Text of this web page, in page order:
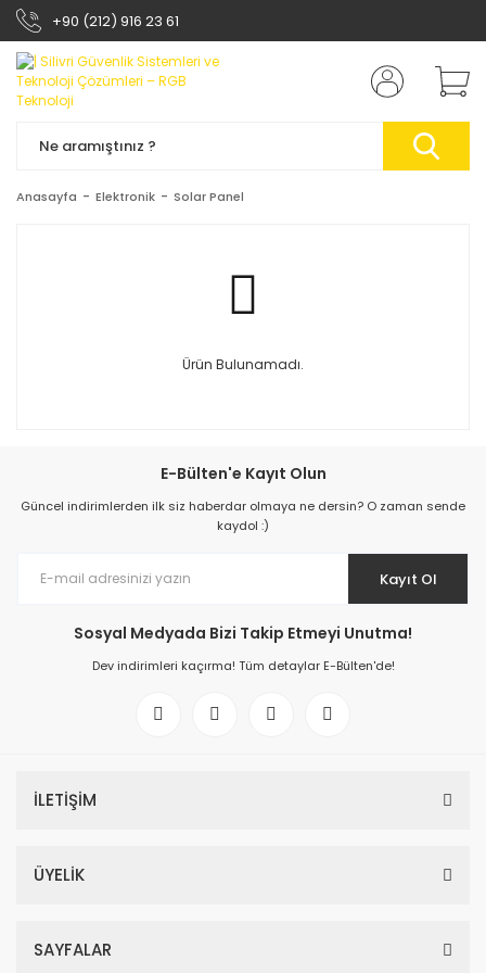
+90 (212) 916 23 61
Anasayfa Elektronik Solar Panel
Ürün Bulunamadı.
E-Bülten'e Kayıt Olun
Güncel indirimlerden ilk siz haberdar olmaya ne dersin? O zaman sende
kaydol :)
Kayıt Ol
Sosyal Medyada Bizi Takip Etmeyi Unutma!
Dev indirimleri kaçırma! Tüm detaylar E-Bülten'de!
İLETİŞİM
ÜYELİK
SAYFALAR